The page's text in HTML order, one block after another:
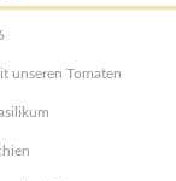
unseren Tomaten